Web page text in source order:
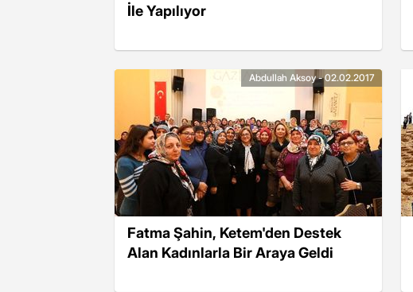
İle Yapılıyor
Fatma Şahin, Ketem'den Destek
Alan Kadınlarla Bir Araya Geldi
Abdullah Aksoy - 02.02.2017